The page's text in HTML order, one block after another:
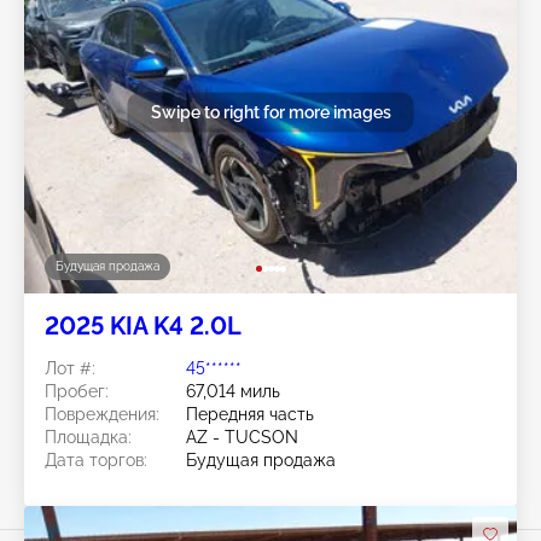
Будущая продажа
Swipe to right for more images
2025 KIA K4 2.0L
Лот #:
45******
Пробег:
67,014 миль
Повреждения:
Передняя часть
Площадка:
AZ - TUCSON
Дата торгов:
Будущая продажа